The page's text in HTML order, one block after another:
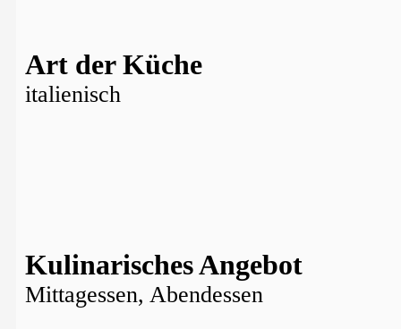
Art der Küche
italienisch
Kulinarisches Angebot
Mittagessen, Abendessen